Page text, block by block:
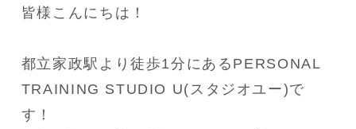
皆様こんにちは！
都立家政駅より徒歩1分にあるPERSONAL
TRAINING STUDIO U(スタジオユー)で
す！